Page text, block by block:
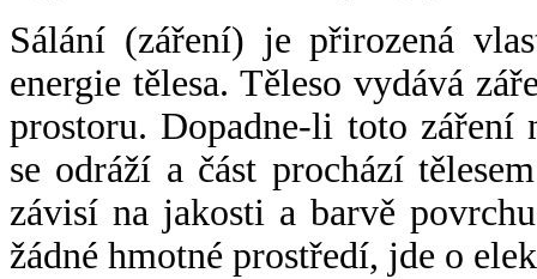
Sálání (záření) je přirozená
energie tělesa. Těleso vydává
prostoru. Dopadne-li toto záření
se odráží a část prochází
závisí na jakosti a barvě
žádné hmotné prostředí, jde o